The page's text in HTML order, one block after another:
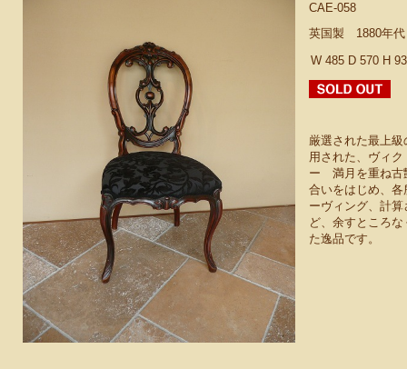
CAE-058
英国製 1880年
W 485 D 570 H
厳選された最上
用された、ヴィ
ー 満月を重ね古
合いをはじめ、
ーヴィング、計
ど、余すところ
た逸品です。